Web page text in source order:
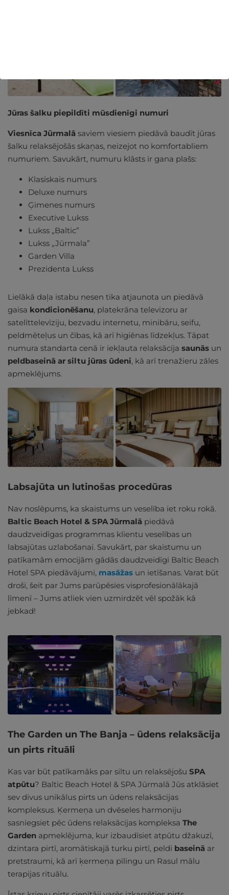
Jūras šalku piepildīti mūsdienīgi numuri
Viesnīca Jūrmalā saviem viesiem piedāvā baudīt jūras
šalku relaksējošās skaņas, neizejot no komfortabliem
numuriem. Savukārt, numuru klāsts ir gana plašs:
Klasiskais numurs
Deluxe numurs
Ģimenes numurs
Executive Lukss
Lukss „Baltic”
Lukss „Jūrmala”
Garden Villa
Prezidenta Lukss
Lielākā daļa istabu nesen tika atjaunota un piedāvā
gaisa kondicionēšanu, platekrāna televizoru ar
satelīttelevīziju, bezvadu internetu, minibāru, seifu,
peldmēteļus un čības, kā arī higiēnas līdzekļus. Tāpat
numura standarta cenā ir iekļauta relaksācija saunās un
peldbaseinā ar siltu jūras ūdeni, kā arī trenažieru zāles
apmeklējums.
Labsajūta un lutinošas procedūras
Nav noslēpums, ka skaistums un veselība iet roku rokā.
Baltic Beach Hotel & SPA Jūrmalā piedāvā
daudzveidīgas programmas klientu veselības un
labsajūtas uzlabošanai. Savukārt, par skaistumu un
patīkamām emocijām gādās daudzveidīgi Baltic Beach
Hotel SPA piedāvājumi, masāžas un ietīšanas. Varat būt
droši, šeit par Jums parūpēsies visprofesionālākajā
līmenī – Jums atliek vien uzmirdzēt vēl spožāk kā
jebkad!
The Garden un The Banja – ūdens relaksācija
un pirts rituāli
Kas var būt patīkamāks par siltu un relaksējošu SPA
atpūtu? Baltic Beach Hotel & SPA Jūrmalā Jūs atklāsiet
sev divus unikālus pirts un ūdens relaksācijas
kompleksus. Ķermeņa un dvēseles harmoniju
sasniegsiet pēc ūdens relaksācijas kompleksa The
Garden apmeklējuma, kur izbaudīsiet atpūtu džakuzī,
dzintara pirtī, aromātiskajā turku pirtī, peldi baseinā ar
pretstraumi, kā arī ķermeņa pīlingu un Rasul mālu
terapijas rituālu.